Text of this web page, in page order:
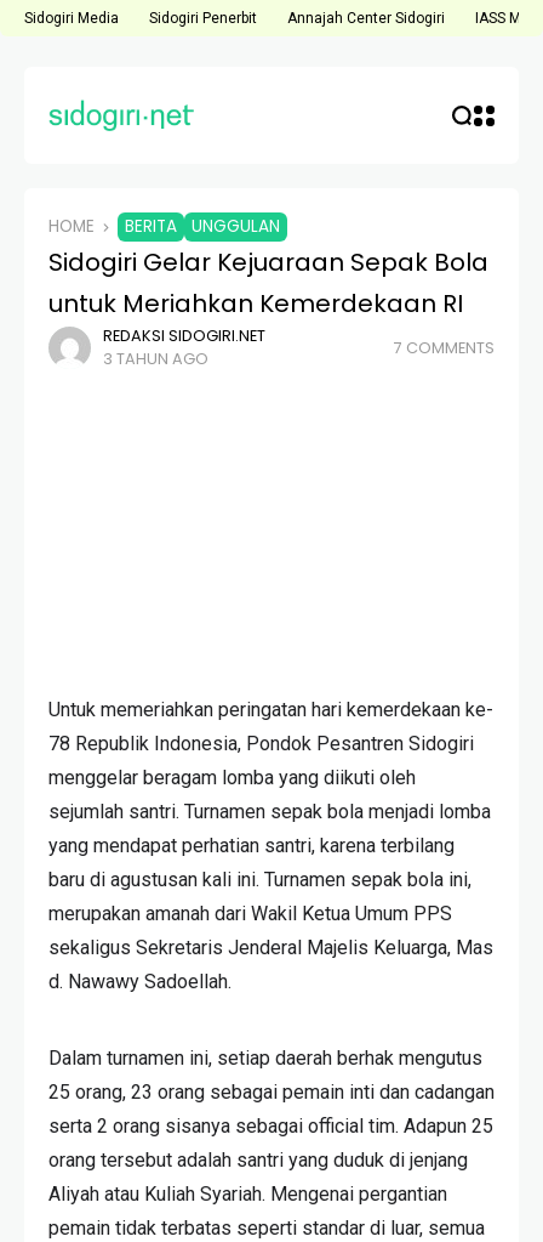
Sidogiri Media Sidogiri Penerbit Annajah Center Sidogiri IASS
HOME BERITA UNGGULAN
Sidogiri Gelar Kejuaraan Sepak Bola
untuk Meriahkan Kemerdekaan RI
REDAKSI SIDOGIRI.NET
3 TAHUN AGO
7 COMMENTS
Untuk memeriahkan peringatan hari kemerdekaan ke-
78 Republik Indonesia, Pondok Pesantren Sidogiri
menggelar beragam lomba yang diikuti oleh
sejumlah santri. Turnamen sepak bola menjadi lomba
yang mendapat perhatian santri, karena terbilang
baru di agustusan kali ini. Turnamen sepak bola ini,
merupakan amanah dari Wakil Ketua Umum PPS
sekaligus Sekretaris Jenderal Majelis Keluarga, Mas
d. Nawawy Sadoellah.
Dalam turnamen ini, setiap daerah berhak mengutus
25 orang, 23 orang sebagai pemain inti dan cadangan
serta 2 orang sisanya sebagai official tim. Adapun 25
orang tersebut adalah santri yang duduk di jenjang
Aliyah atau Kuliah Syariah. Mengenai pergantian
pemain tidak terbatas seperti standar di luar, semua